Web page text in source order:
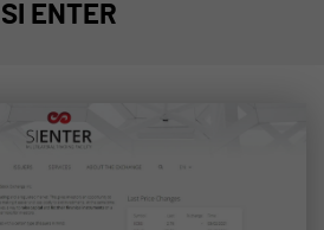
SI ENTER